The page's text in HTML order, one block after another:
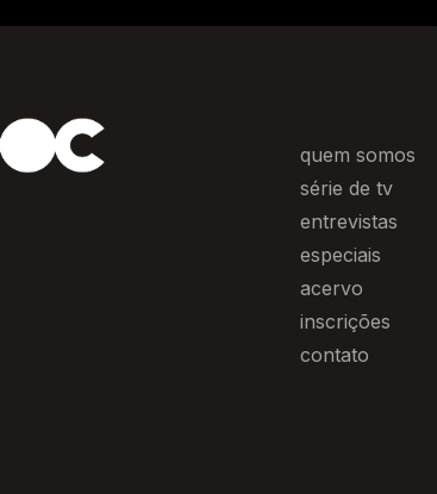
quem somos
série de tv
entrevistas
especiais
acervo
inscrições
contato